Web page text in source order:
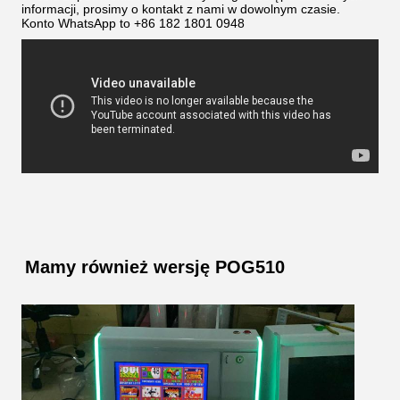
informacji, prosimy o kontakt z nami w dowolnym czasie.
Konto WhatsApp to +86 182 1801 0948
Mamy również wersję POG510